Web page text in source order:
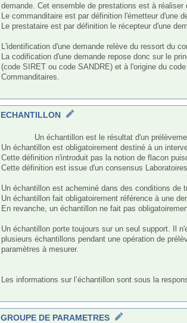
demande. Cet ensemble de prestations est à réaliser
Le commanditaire est par définition l'émetteur d'une
Le prestataire est par définition le récepteur d'une
L'identification d'une demande relève du ressort du
La codification d'une demande repose donc sur le
(code SIRET ou code SANDRE) et à l'origine du
Commanditaires.
ECHANTILLON
Un échantillon est obligatoirement destiné à un
Cette définition n'introduit pas la notion de flacon
Cette définition est issue d'un consensus
Un échantillon est acheminé dans des conditions de
Un échantillon fait obligatoirement référence à une
En revanche, un échantillon ne fait pas
Un échantillon porte toujours sur un seul support. Il
plusieurs échantillons pendant une opération de
paramètres à mesurer.
Les informations sur l’échantillon sont sous la
GROUPE DE PARAMETRES